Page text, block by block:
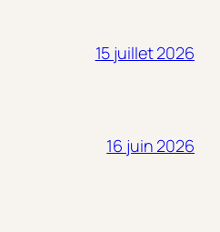
15 juillet 2026
16 juin 2026